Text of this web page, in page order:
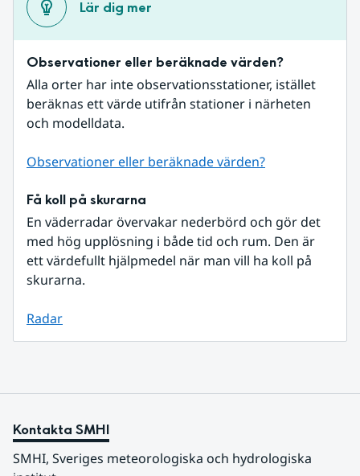
Lär dig mer
Observationer eller beräknade värden?
Alla orter har inte observationsstationer, istället
beräknas ett värde utifrån stationer i närheten
och modelldata.
Observationer eller beräknade värden?
Få koll på skurarna
En väderradar övervakar nederbörd och gör det
med hög upplösning i både tid och rum. Den är
ett värdefullt hjälpmedel när man vill ha koll på
skurarna.
Radar
Kontakta SMHI
SMHI, Sveriges meteorologiska och hydrologiska